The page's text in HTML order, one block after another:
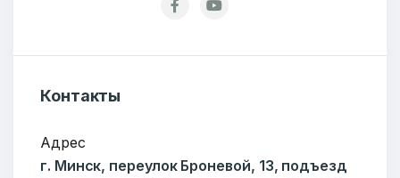
Контакты
Адрес
г. Минск, переулок Броневой, 13, подъезд